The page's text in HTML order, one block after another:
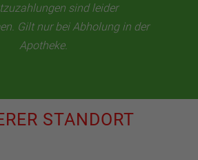
sind leider
Gilt nur bei Abholung in der
Apotheke.
STANDORT